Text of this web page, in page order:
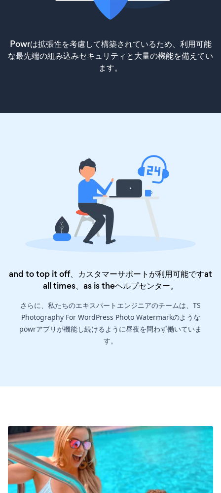
Powrは拡張性を考慮して構築されているため、利用可能
な最先端の組み込みセキュリティと大量の機能を備えてい
ます。
and to top it off、カスタマーサポートが利用可能ですat
all times、as is theヘルプセンター。
さらに、私たちのエキスパートエンジニアのチームは、TS
Photography For WordPress Photo Watermarkのような
powrアプリが機能し続けるように昼夜を問わず働いていま
す。